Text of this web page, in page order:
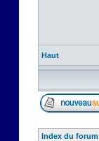
Haut
Index du forum